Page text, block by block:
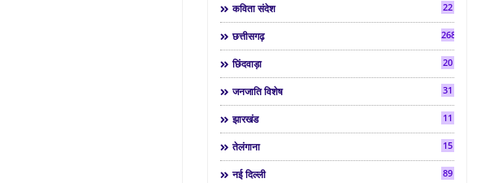
कविता संदेश 22
छत्तीसगढ़ 268
छिंदवाड़ा 20
जनजाति विशेष 31
झारखंड 11
तेलंगाना 15
नई दिल्ली 89